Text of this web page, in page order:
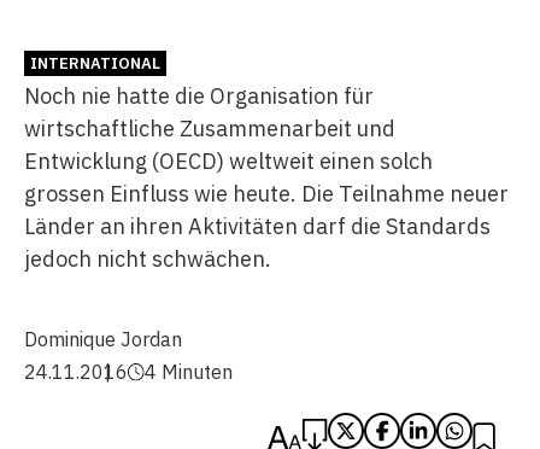
INTERNATIONAL
Noch nie hatte die Organisation für
wirtschaftliche Zusammenarbeit und
Entwicklung (OECD) weltweit einen solch
grossen Einfluss wie heute. Die Teilnahme neuer
Länder an ihren Aktivitäten darf die Standards
jedoch nicht schwächen.
Dominique Jordan
24.11.2016
4 Minuten